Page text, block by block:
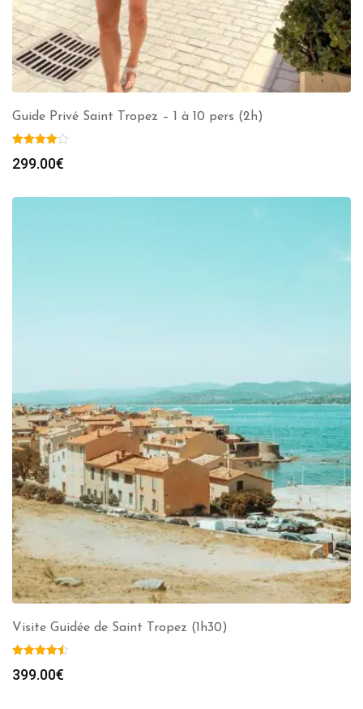
Guide Privé Saint Tropez – 1 à 10 pers (2h)
299.00€
Visite Guidée de Saint Tropez (1h30)
399.00€